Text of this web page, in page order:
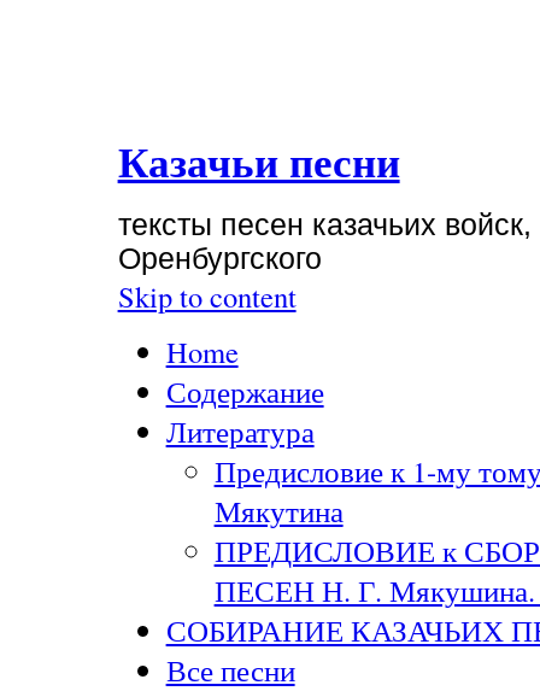
Казачьи песни
тексты песен казачьих
Оренбургского
Skip to content
Home
Содержание
Литература
Предисловие к 1-му
Мякутина
ПРЕДИСЛОВИЕ к
ПЕСЕН Н. Г. Мякушина.
СОБИРАНИЕ КАЗАЧЬИХ
Все песни